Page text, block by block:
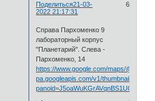
Поделиться 6
21-03-
2022 21:17:31
Справа Пархоменко 9
лабораторный корпус
"Планетарий". Слева -
Пархоменко, 14
https://www.google.com/maps/
pa.googleapis.com/v1/thumbnail?